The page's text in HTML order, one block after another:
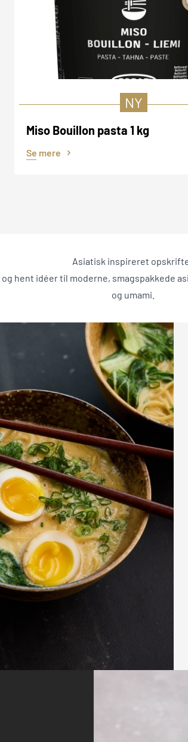
NY
Miso Bouillon pasta 1 kg
Se mere
Asiatisk inspireret
hent idéer til moderne, smagspakkede
og umami.